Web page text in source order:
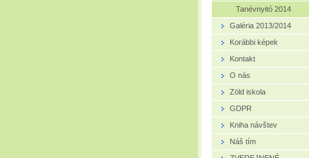
Tanévnyitó 2014
Galéria 2013/2014
Korábbi képek
Kontakt
O nás
Zöld iskola
GDPR
Kniha návštev
Náš tím